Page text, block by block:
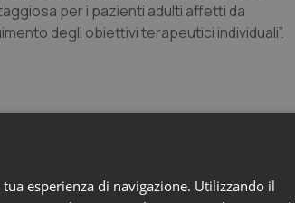
per i pazienti adulti affetti da
degli obiettivi terapeutici individuali”.
esperienza di navigazione. Utilizzando il